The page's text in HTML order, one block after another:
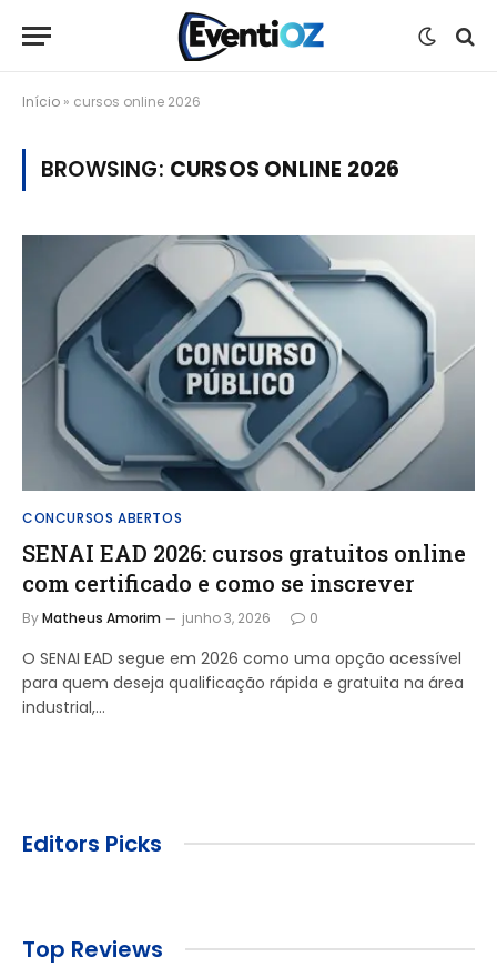
Início » cursos online 2026
BROWSING: CURSOS ONLINE 2026
CONCURSOS ABERTOS
SENAI EAD 2026: cursos gratuitos online
com certificado e como se inscrever
ByMatheus Amorim junho 3, 2026 0
O SENAI EAD segue em 2026 como uma opção acessível
para quem deseja qualificação rápida e gratuita na área
industrial,…
Editors Picks
Top Reviews